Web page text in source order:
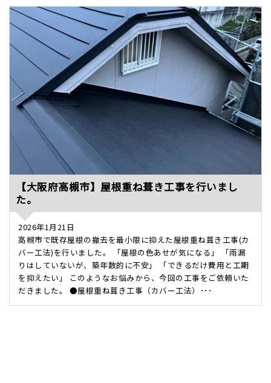
【大阪府高槻市】屋根重ね葺き工事を行いまし
た。
2026年1月21日
高槻市で既存屋根の撤去を最小限に抑えた屋根重ね葺き工事(カ
バー工法)を行いました。 「屋根の色あせが気になる」 「雨漏
りはしていないが、築年数的に不安」 「できるだけ費用と工期
を抑えたい」 このようなお悩みから、今回の工事をご依頼いた
だきました。 ●屋根重ね葺き工事（カバー工法）･･･